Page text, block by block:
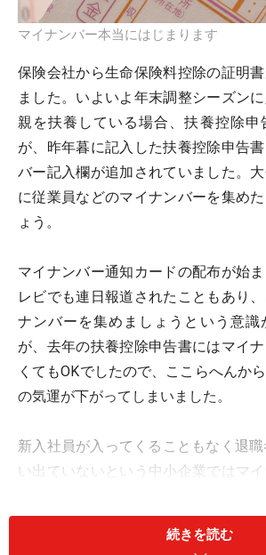
マイナンバー本当にはじまります
保険会社から生命保険料控除の証明
ました。いよいよ年末調整シーズン
親を扶養している場合、扶養控除申
が、昨年暮に記入した扶養控除申告
バー記入欄が追加されていました。
に従業員などのマイナンバーを集め
ょう。
マイナンバー通知カードの配布が始
レビでも連日報道されたこともあり
ナンバーを集めましょうという意識
が、去年の扶養控除申告書にはマイ
くてもOKでしたので、ここらへんか
の気運が下がってしまいました。
新入社員が入ってくることもなく退
い出ていないという中小企業ではマ
たらかしという企業がたくさんあり
ないからとせっかく集めたマイナン
続きを読む